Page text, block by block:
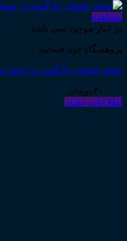
مشاهده
در انبار موجود نمی باشد
پژوهشگاه قوه قضاییه
مجله حقوقی دادگستری؛ شماره ۱۰۶ ـ تابستان ۱۳۹۸
۳۰,۰۰۰ تومان
اطلاعات بیشتر